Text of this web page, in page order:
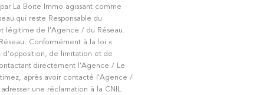
La Boite Immo agissant comme
qui reste Responsable du
légitime de l'Agence / du Réseau.
Conformément à la loi «
d’opposition, de limitation et de
directement l’Agence / Le
après avoir contacté l'Agence /
une réclamation à la CNIL.